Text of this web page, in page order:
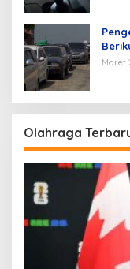
Maret
Olahraga